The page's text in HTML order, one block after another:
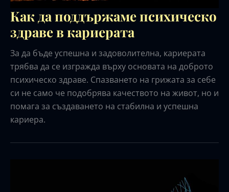
Как да поддържаме психическо
здраве в кариерата
За да бъде успешна и задоволителна, кариерата
трябва да се изгражда върху основата на доброто
психическо здраве. Спазването на грижата за себе
си не само че подобрява качеството на живот, но и
помага за създаването на стабилна и успешна
кариера.